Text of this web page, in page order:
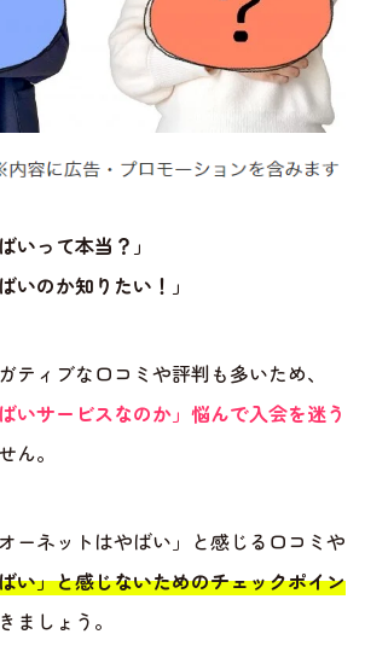
いって本当？」
いのか知りたい！」
ティブな口コミや評判も多いため、
いサービスなのか」悩んで入会を迷う
ん。
ーネットはやばい」と感じる口コミや
い」と感じないためのチェックポイン
ましょう。